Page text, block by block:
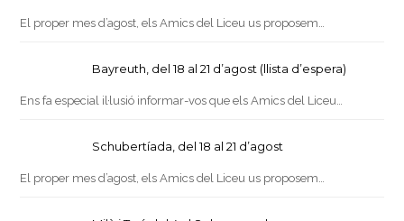
El proper mes d’agost, els Amics del Liceu us proposem…
Bayreuth, del 18 al 21 d’agost (llista d’espera)
Ens fa especial il·lusió informar-vos que els Amics del Liceu…
Schubertíada, del 18 al 21 d’agost
El proper mes d’agost, els Amics del Liceu us proposem…